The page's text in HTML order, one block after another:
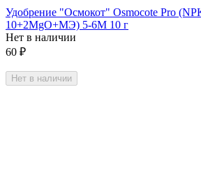
Удобрение "Осмокот" Osmocote Pro
10+2МgO+MЭ) 5-6М 10 г
Нет в наличии
60 ₽
Нет в наличии